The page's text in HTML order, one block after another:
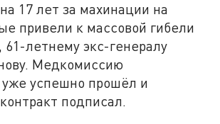
17 лет за махинации на
привели к массовой гибели
61-летнему экс-генералу
Медкомиссию
успешно прошёл и
подписал.